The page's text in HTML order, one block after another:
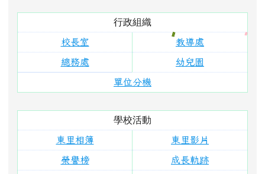
行政組織
校長室 教導處
總務處 幼兒園
單位分機
學校活動
東里相簿 東里影片
榮譽榜 成長軌跡